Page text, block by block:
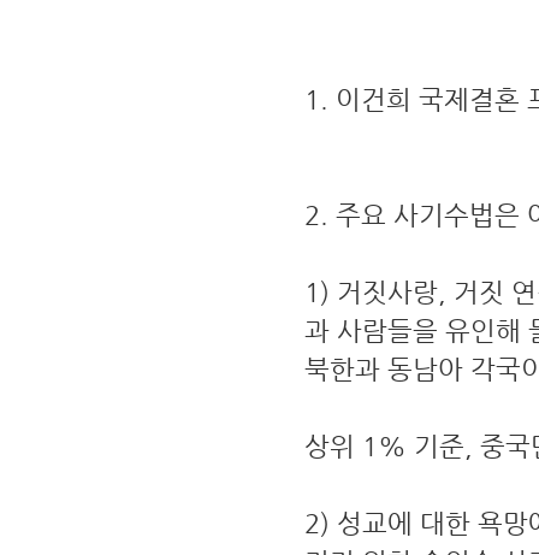
1. 이건희 국제결혼
2. 주요 사기수법은
1) 거짓사랑, 거짓
과 사람들을 유인해
북한과 동남아 각국
상위 1% 기준, 중국
2) 성교에 대한 욕